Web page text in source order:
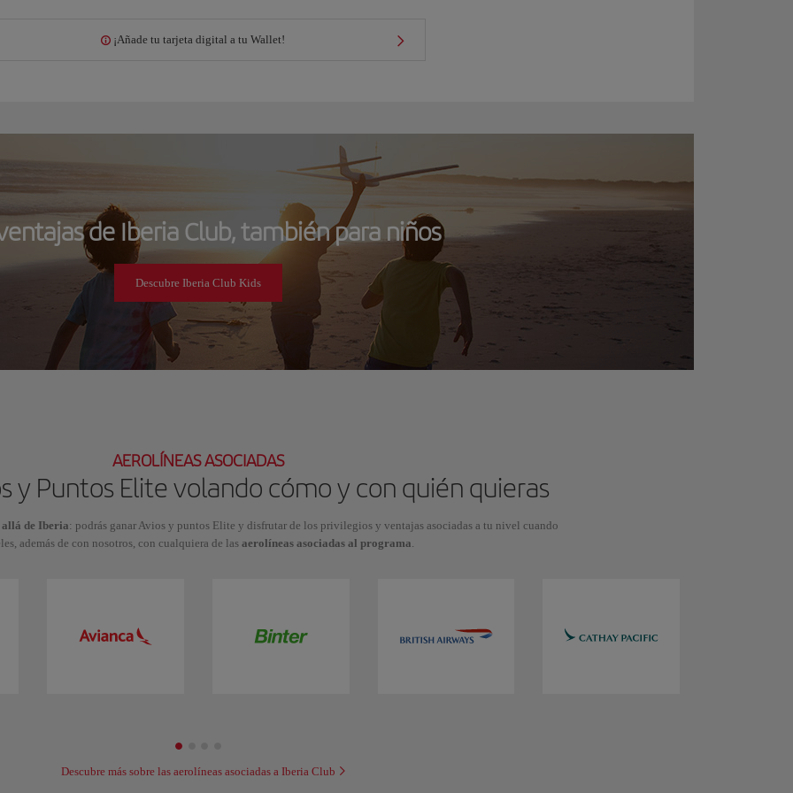
¡Añade tu tarjeta digital a tu Wallet!
de Iberia Club, también para niños
Descubre Iberia Club Kids
AEROLÍNEAS ASOCIADAS
y Puntos Elite volando cómo y con quién quieras
allá de Iberia: podrás ganar Avios y puntos Elite y disfrutar de los privilegios y ventajas asociadas a tu nivel cuando
además de con nosotros, con cualquiera de las aerolíneas asociadas al programa.
Descubre más sobre las aerolíneas asociadas a Iberia Club